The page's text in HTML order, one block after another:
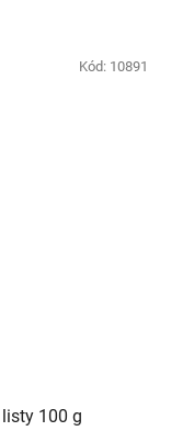
100 g
Kód: 10891